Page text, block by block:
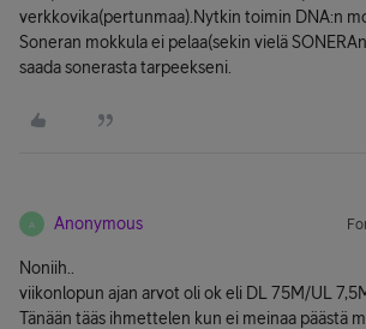
verkkovika(pertunmaa).Nytkin toimin DNA:n
Soneran mokkula ei pelaa(sekin vielä
saada sonerasta tarpeekseni.
A Anonymous
Noniih..
viikonlopun ajan arvot oli ok eli DL 75M/UL
Tänään tääs ihmettelen kun ei meinaa päästä